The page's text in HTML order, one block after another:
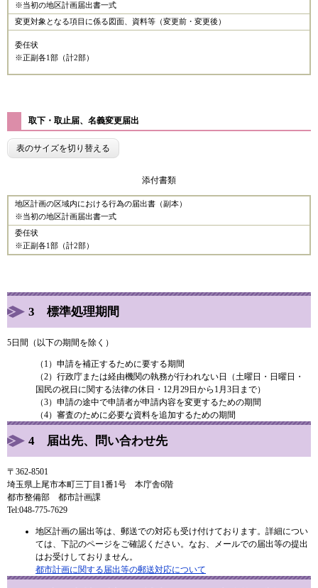
※当初の地区計画届出書一式
変更対象となる項目に係る図面、資料等（変更前・変更後）
委任状
※正副各1部（計2部）
取下・取止届、名義変更届出
表のサイズを切り替える
添付書類
地区計画の区域内における行為の届出書（副本）
​※当初の地区計画届出書一式
委任状
※正副各1部（計2部）
3 標準処理期間
5日間（以下の期間を除く）
（1）申請を補正するために要する期間
（2）行政庁または経由機関の執務が行われない日（土曜日・日曜日・
国民の祝日に関する法律の休日・12月29日から1月3日まで）
（3）申請の途中で申請者が申請内容を変更するための期間
（4）審査のために必要な資料を追加するための期間
4 届出先、問い合わせ先​
〒362-8501
埼玉県上尾市本町三丁目1番1号 本庁舎6階
都市整備部 都市計画課
Tel:048-775-7629
地区計画の届出等は、郵送での対応も受け付けております。詳細につい
ては、下記のページをご確認ください。なお、メールでの届出等の提出
はお受けしておりません。
都市計画に関する届出等の郵送対応について